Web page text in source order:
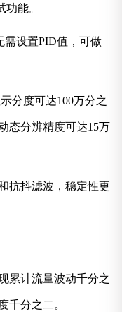
能。
需设置PID值，可做
分度可达100万分之
态分辨精度可达15万
抗抖滤波，稳定性更
累计流量波动千分之
千分之二。